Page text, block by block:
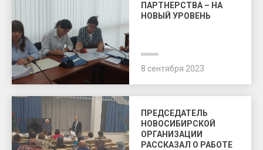
ПАРТНЕРСТВА – НА
НОВЫЙ УРОВЕНЬ
8 сентября 2023
ПРЕДСЕДАТЕЛЬ
НОВОСИБИРСКОЙ
ОРГАНИЗАЦИИ
РАССКАЗАЛ О РАБОТЕ